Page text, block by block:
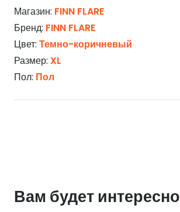
Магазин: FINN FLARE
Бренд: FINN FLARE
Цвет: Темно-коричневый
Размер: XL
Пол: Пол
Вам будет интересно